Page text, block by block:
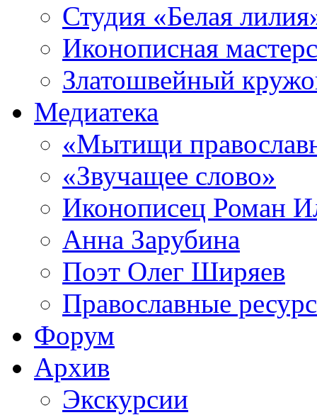
Студия «Белая
Иконописная
Златошвейный
Медиатека
«Мытищи
«Звучащее слово»
Иконописец Роман
Анна Зарубина
Поэт Олег Ширяев
Православные
Форум
Архив
Экскурсии